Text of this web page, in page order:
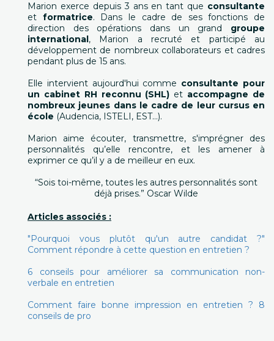
Marion exerce depuis 3 ans en tant que consultante
et formatrice. Dans le cadre de ses fonctions de
direction des opérations dans un grand groupe
international, Marion a recruté et participé au
développement de nombreux collaborateurs et cadres
pendant plus de 15 ans.
Elle intervient aujourd'hui comme consultante pour
un cabinet RH reconnu (SHL) et accompagne de
nombreux jeunes dans le cadre de leur cursus en
école (Audencia, ISTELI, EST…).
Marion aime écouter, transmettre, s'imprégner des
personnalités qu’elle rencontre, et les amener à
exprimer ce qu’il y a de meilleur en eux.
“Sois toi-même, toutes les autres personnalités sont
déjà prises.” Oscar Wilde
Articles associés :
"Pourquoi vous plutôt qu'un autre candidat ?"
Comment répondre à cette question en entretien ?
6 conseils pour améliorer sa communication non-
verbale en entretien
Comment faire bonne impression en entretien ? 8
conseils de pro